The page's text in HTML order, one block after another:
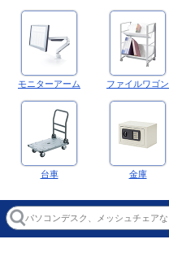
モニターアーム ファイルワゴン
台車 金庫